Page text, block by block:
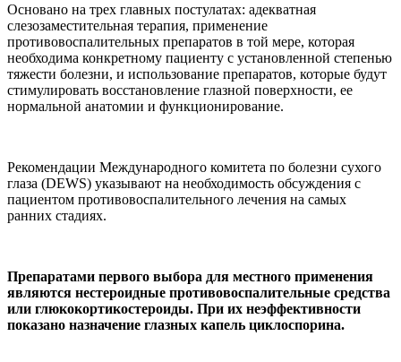
Основано на трех главных постулатах: адекватная
слезозаместительная терапия, применение
противовоспалительных препаратов в той мере, которая
необходима конкретному пациенту с установленной степенью
тяжести болезни, и использование препаратов, которые будут
стимулировать восстановление глазной поверхности, ее
нормальной анатомии и функционирование.
Рекомендации Международного комитета по болезни сухого
глаза (DEWS) указывают на необходимость обсуждения с
пациентом противовоспалительного лечения на самых
ранних стадиях.
Препаратами первого выбора для местного применения
являются нестероидные противовоспалительные средства
или глюкокортикостероиды. При их неэффективности
показано назначение глазных капель циклоспорина.